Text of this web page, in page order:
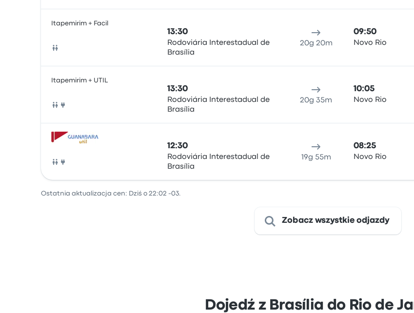
Itapemirim + Facil
Autobus
13:30
Rodoviária Interestadual de
Brasília
20g 20m
09:50
Novo Rio
Itapemirim + UTIL
Autobus
13:30
Rodoviária Interestadual de
Brasília
20g 35m
10:05
Novo Rio
Autobus
12:30
Rodoviária Interestadual de
Brasília
19g 55m
08:25
Novo Rio
Ostatnia aktualizacja cen: Dziś o 22:02 -03.
Zobacz wszystkie odjazdy
Dojedź z Brasília do Rio de